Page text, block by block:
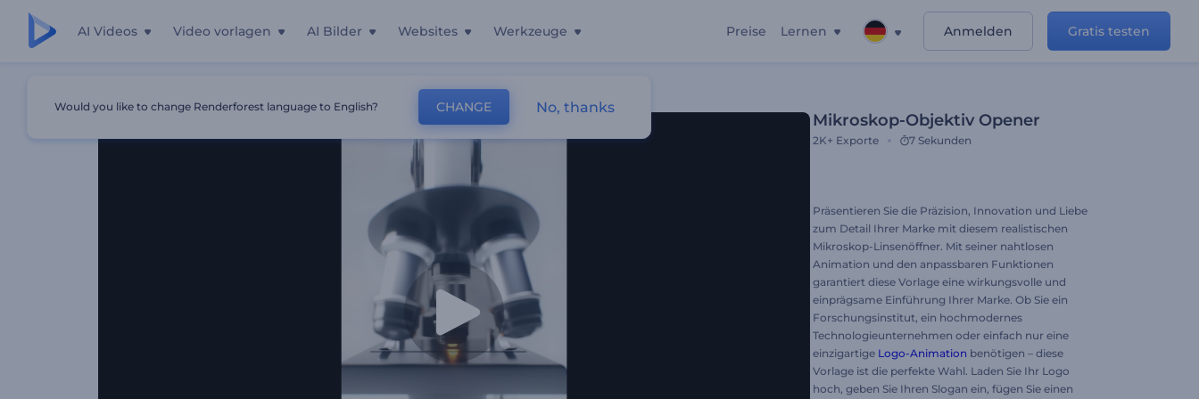
AI Videos Video vorlagen AI Bilder Websites Werkzeuge Preise Lernen Anmelden Gratis testen
Mikroskop-Objektiv Opener
2K+ Exporte 7 Sekunden
Präsentieren Sie die Präzision, Innovation und Liebe
zum Detail Ihrer Marke mit diesem realistischen
Mikroskop-Linsenöffner. Mit seiner nahtlosen
Animation und den anpassbaren Funktionen
garantiert diese Vorlage eine wirkungsvolle und
einprägsame Einführung Ihrer Marke. Ob Sie ein
Forschungsinstitut, ein hochmodernes
Technologieunternehmen oder einfach nur eine
einzigartige Logo-Animation benötigen – diese
Vorlage ist die perfekte Wahl. Laden Sie Ihr Logo
hoch, geben Sie Ihren Slogan ein, fügen Sie einen
Would you like to change Renderforest language to English? CHANGE No, thanks